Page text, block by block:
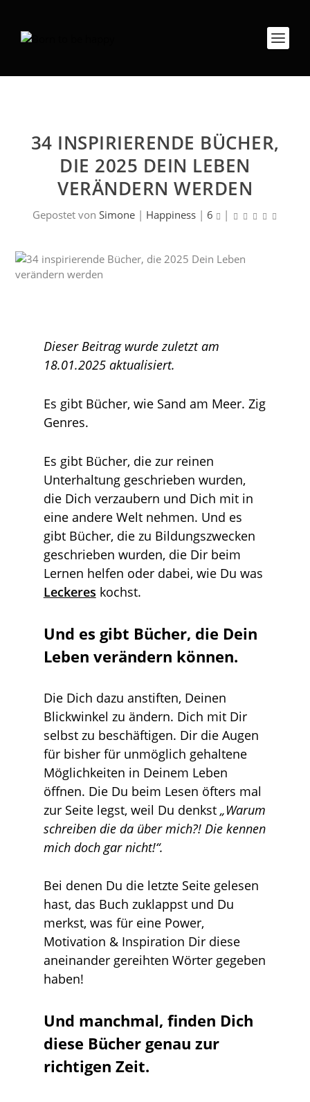
34 INSPIRIERENDE BÜCHER,
DIE 2025 DEIN LEBEN
VERÄNDERN WERDEN
Gepostet von Simone | Happiness | 6 |
Dieser Beitrag wurde zuletzt am
18.01.2025 aktualisiert.
Es gibt Bücher, wie Sand am Meer. Zig
Genres.
Es gibt Bücher, die zur reinen
Unterhaltung geschrieben wurden,
die Dich verzaubern und Dich mit in
eine andere Welt nehmen. Und es
gibt Bücher, die zu Bildungszwecken
geschrieben wurden, die Dir beim
Lernen helfen oder dabei, wie Du was
Leckeres kochst.
Und es gibt Bücher, die Dein
Leben verändern können.
Die Dich dazu anstiften, Deinen
Blickwinkel zu ändern. Dich mit Dir
selbst zu beschäftigen. Dir die Augen
für bisher für unmöglich gehaltene
Möglichkeiten in Deinem Leben
öffnen. Die Du beim Lesen öfters mal
zur Seite legst, weil Du denkst „Warum
schreiben die da über mich?! Die kennen
mich doch gar nicht!“.
Bei denen Du die letzte Seite gelesen
hast, das Buch zuklappst und Du
merkst, was für eine Power,
Motivation & Inspiration Dir diese
aneinander gereihten Wörter gegeben
haben!
Und manchmal, finden Dich
diese Bücher genau zur
richtigen Zeit.